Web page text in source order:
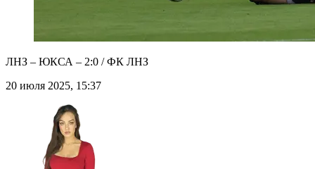
ЛНЗ – ЮКСА – 2:0 / ФК ЛНЗ
20 июля 2025, 15:37